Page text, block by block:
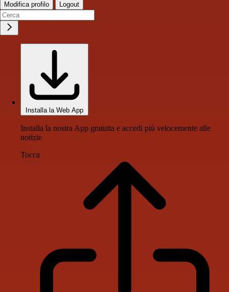
Modifica profilo Logout
Installa la Web App
Installa la nostra App gratuita e accedi più velocemente alle
notizie
Tocca